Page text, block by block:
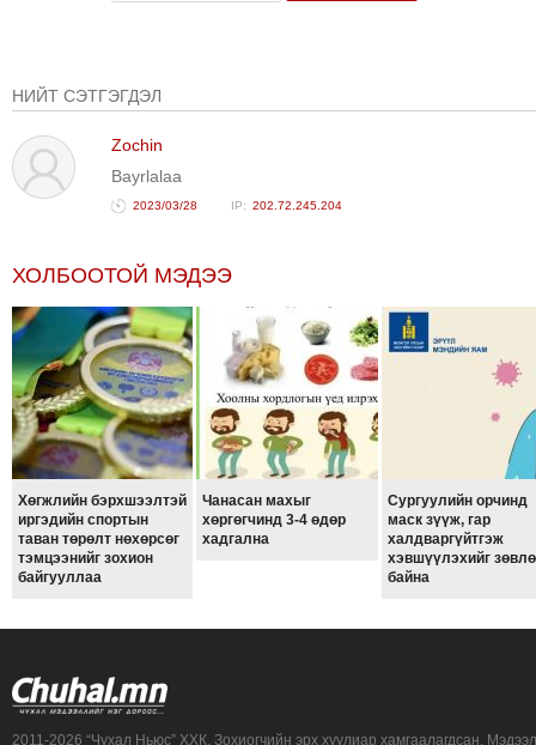
НИЙТ СЭТГЭГДЭЛ
Zochin
Bayrlalaa
2023/03/28 202.72.245.204
ХОЛБООТОЙ МЭДЭЭ
Хөгжлийн бэрхшээлтэй
иргэдийн спортын
таван төрөлт нөхөрсөг
тэмцээнийг зохион
байгууллаа
Чанасан махыг
хөргөгчинд 3-4 өдөр
хадгална
Сургуулийн орчинд
маск зүүж, гар
халдваргүйтгэж
хэвшүүлэхийг
байна
2011-2026 “Чухал Ньюс” ХХК. Зохиогчийн эрх хуулиар хамгаалагдсан.